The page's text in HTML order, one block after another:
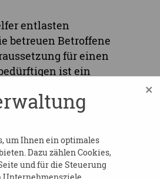
entlasten
betreuen Betroffene
für einen
ist ein
übernommen.
einen Grundkurs absolviert
×
um Ihnen ein optimales
Dazu zählen Cookies,
und für die Steuerung